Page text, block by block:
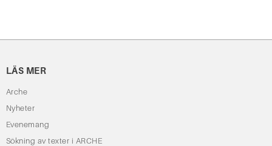
LÄS MER
Arche
Nyheter
Evenemang
Sökning av texter i ARCHE